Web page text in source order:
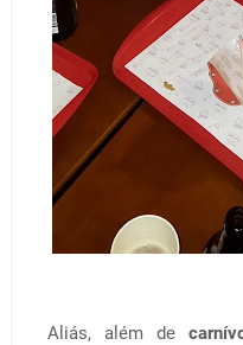
Aliás, além de